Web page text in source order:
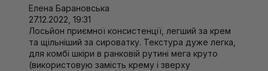
Елена Барановська
27.12.2022, 19:31
Лосьйон приємної консистенції, легший за крем
та щільніший за сироватку. Текстура дуже легка,
для комбі шкіри в ранковій рутині мега круто
(використовую замість крему і зверху